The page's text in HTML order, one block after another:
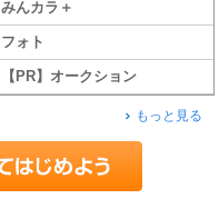
みんカラ＋
フォト
【PR】オークション
もっと見る